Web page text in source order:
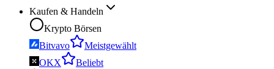
Kaufen & Handeln
Krypto Börsen
Bitvavo
Meistgewählt
OKX
Beliebt